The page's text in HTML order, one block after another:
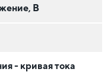
В
- кривая тока